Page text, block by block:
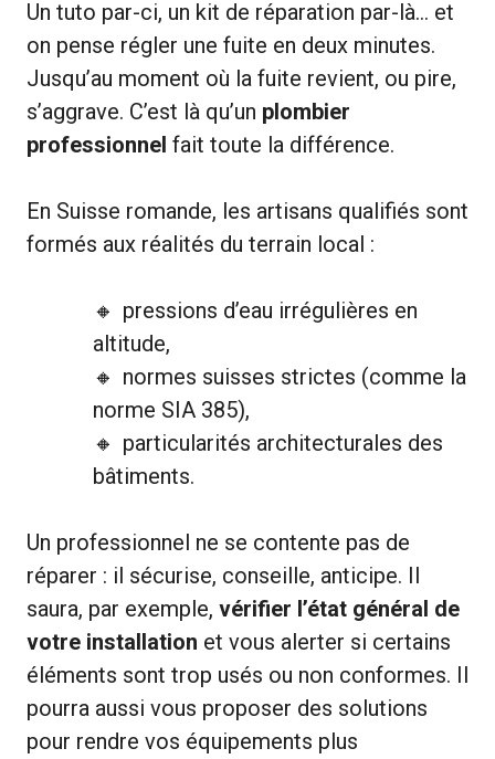
Un tuto par-ci, un kit de réparation par-là… et
on pense régler une fuite en deux minutes.
Jusqu’au moment où la fuite revient, ou pire,
s’aggrave. C’est là qu’un plombier
professionnel fait toute la différence.
En Suisse romande, les artisans qualifiés sont
formés aux réalités du terrain local :
pressions d’eau irrégulières en
altitude,
normes suisses strictes (comme la
norme SIA 385),
particularités architecturales des
bâtiments.
Un professionnel ne se contente pas de
réparer : il sécurise, conseille, anticipe. Il
saura, par exemple, vérifier l’état général de
votre installation et vous alerter si certains
éléments sont trop usés ou non conformes. Il
pourra aussi vous proposer des solutions
pour rendre vos équipements plus